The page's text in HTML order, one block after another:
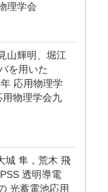
理学会
山輝明、堀江
を用いた
応用物理学
物理学会九
城 隼，荒木 飛
透明導電
光蓄電池応用